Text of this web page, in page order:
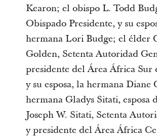
Kearon; el obispo L. Todd
Obispado Presidente, y su
hermana Lori Budge; el élder
Golden, Setenta Autoridad
presidente del Área África Sur
y su esposa, la hermana Diane
hermana Gladys Sitati, esposa
Joseph W. Sitati, Setenta
y presidente del Área África